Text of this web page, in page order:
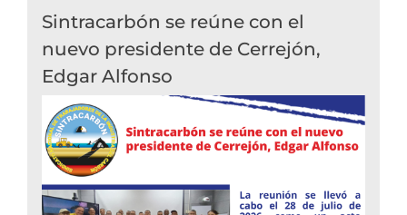
Sintracarbón se reúne con el
nuevo presidente de Cerrejón,
Edgar Alfonso